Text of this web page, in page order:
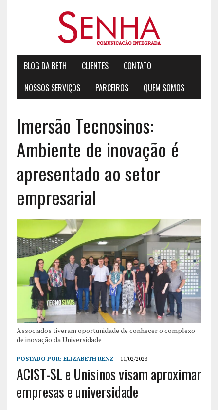
BLOG DA BETH CLIENTES
CONTATO
NOSSOS SERVIÇOS
PARCEIROS QUEM SOMOS
Imersão Tecnosinos:
Ambiente de inovação é
apresentado ao setor
empresarial
Associados tiveram oportunidade de conhecer o complexo
de inovação da Universidade
POSTADO POR: ELIZABETH RENZ 11/02/2023
ACIST-SL e Unisinos visam aproximar
empresas e universidade